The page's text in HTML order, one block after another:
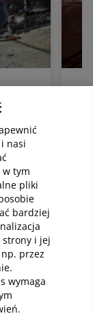
co
w
u
że
się w
Zobacz wszystkie
nasi
tym
pliki
bardziej
strony i jej
przez
wymaga